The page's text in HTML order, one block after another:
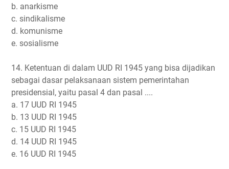
b. anarkisme
c. sindikalisme
d. komunisme
e. sosialisme
14. Ketentuan di dalam UUD RI 1945 yang bisa dijadikan
sebagai dasar pelaksanaan sistem pemerintahan
presidensial, yaitu pasal 4 dan pasal ....
a. 17 UUD RI 1945
b. 13 UUD RI 1945
c. 15 UUD RI 1945
d. 14 UUD RI 1945
e. 16 UUD RI 1945